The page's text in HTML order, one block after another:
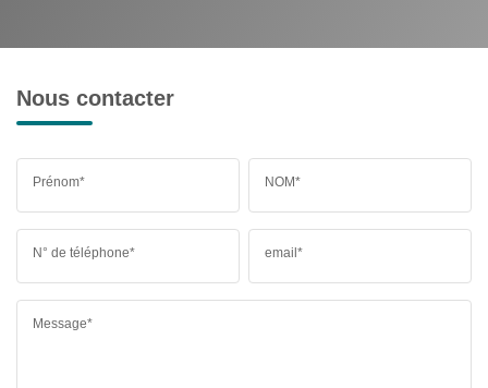
Nous contacter
Prénom* NOM*
N° de téléphone* email*
Message*